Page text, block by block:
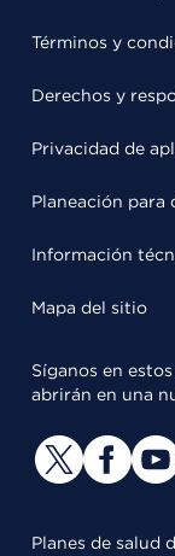
Términos y
Derechos y
Privacidad de
Planeación para
Información
Mapa del sitio
Síganos en
abrirán en una
Planes de salud